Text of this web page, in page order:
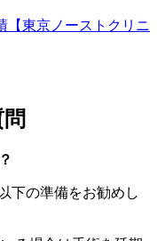
【東京ノーストクリニ
下の準備をお勧めし